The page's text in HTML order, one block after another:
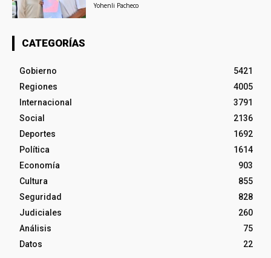
Yohenli Pacheco
CATEGORÍAS
Gobierno
5421
Regiones
4005
Internacional
3791
Social
2136
Deportes
1692
Política
1614
Economía
903
Cultura
855
Seguridad
828
Judiciales
260
Análisis
75
Datos
22